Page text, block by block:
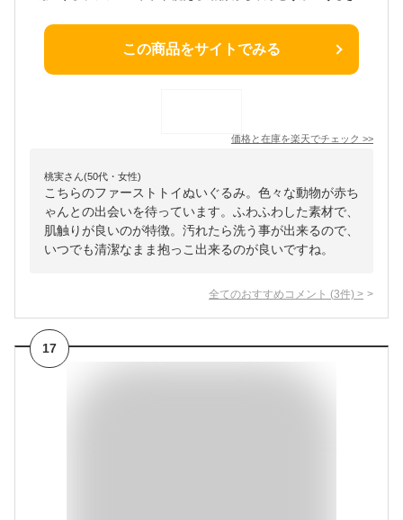
この商品をサイトでみる
価格と在庫を楽天でチェック >>
桃実さん(50代・女性)
こちらのファーストトイぬいぐるみ。色々な動物が赤ち
ゃんとの出会いを待っています。ふわふわした素材で、
肌触りが良いのが特徴。汚れたら洗う事が出来るので、
いつでも清潔なまま抱っこ出来るのが良いですね。
全てのおすすめコメント (3件) >
17